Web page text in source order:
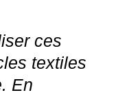
ces
textiles
En